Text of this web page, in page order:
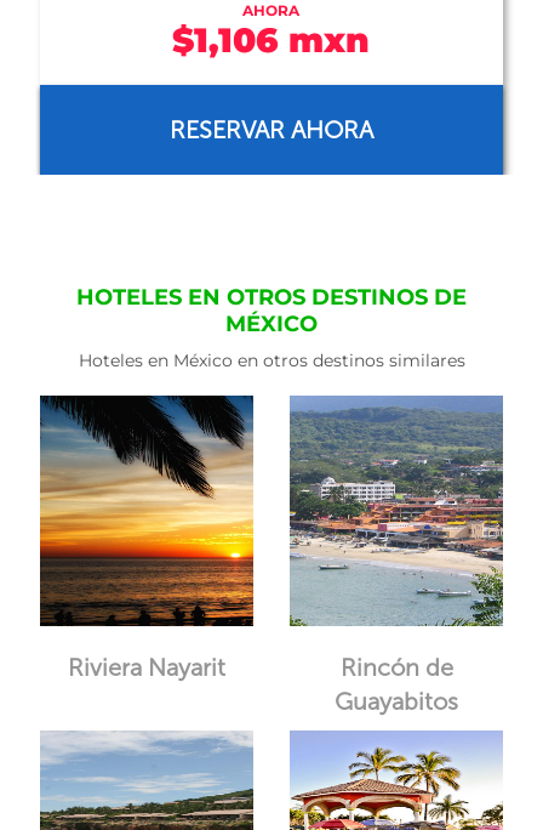
AHORA
$1,106 mxn
RESERVAR AHORA
HOTELES EN OTROS DESTINOS DE
MÉXICO
Hoteles en México en otros destinos similares
Riviera Nayarit
Rincón de
Guayabitos